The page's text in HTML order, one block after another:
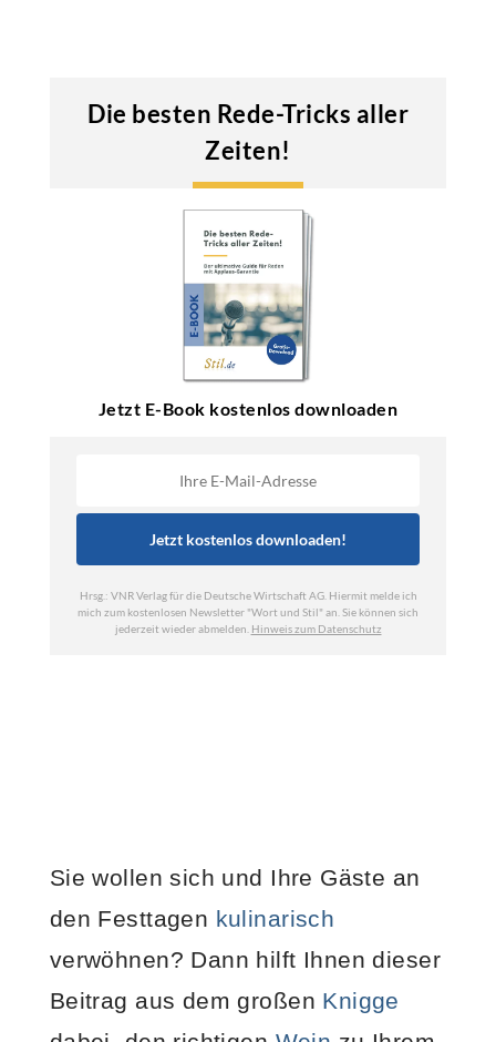
Sie wollen sich und Ihre Gäste an
den Festtagen kulinarisch
verwöhnen? Dann hilft Ihnen dieser
Beitrag aus dem großen Knigge